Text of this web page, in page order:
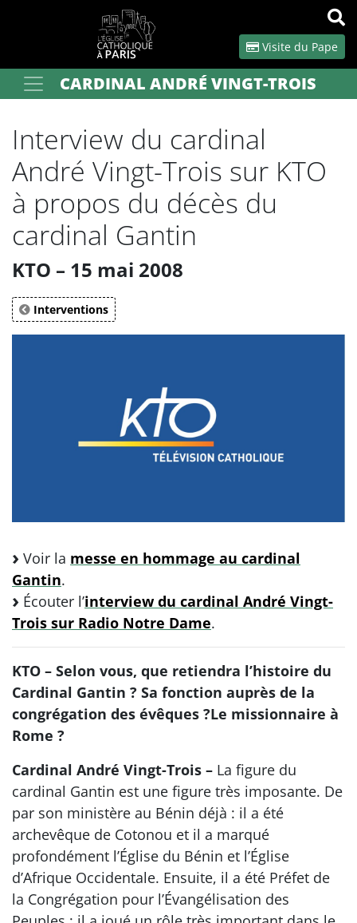
Visite du Pape
Votre recherche OK
CARDINAL ANDRÉ VINGT-TROIS
Interview du cardinal
André Vingt-Trois sur KTO
à propos du décès du
cardinal Gantin
KTO – 15 mai 2008
Interventions
Voir la messe en hommage au cardinal
Gantin.
Écouter l’interview du cardinal André Vingt-
Trois sur Radio Notre Dame.
KTO – Selon vous, que retiendra l’histoire du
Cardinal Gantin ? Sa fonction auprès de la
congrégation des évêques ?Le missionnaire à
Rome ?
Cardinal André Vingt-Trois – La figure du
cardinal Gantin est une figure très imposante. De
par son ministère au Bénin déjà : il a été
archevêque de Cotonou et il a marqué
profondément l’Église du Bénin et l’Église
d’Afrique Occidentale. Ensuite, il a été Préfet de
la Congrégation pour l’Évangélisation des
Panneau de gestion des cookies